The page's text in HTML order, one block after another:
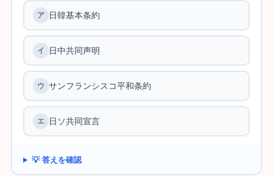
日韓基本条約
日中共同声明
サンフランシスコ平和条約
日ソ共同宣言
💡 答えを確認